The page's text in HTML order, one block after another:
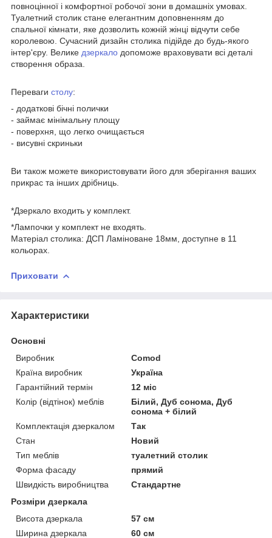
повноцінної і комфортної робочої зони в домашніх умовах.
Туалетний столик стане елегантним доповненням до
спальної кімнати, яке дозволить кожній жінці відчути себе
королевою. Сучасний дизайн столика підійде до будь-якого
інтер'єру. Велике дзеркало допоможе враховувати всі деталі
створення образа.
Переваги столу:
- додаткові бічні полички
- займає мінімальну площу
- поверхня, що легко очищається
- висувні скриньки
Ви також можете використовувати його для зберігання ваших
прикрас та інших дрібниць.
*Дзеркало входить у комплект.
*Лампочки у комплект не входять.
Матеріал столика: ДСП Ламіноване 18мм, доступне в 11
кольорах.
Приховати
Характеристики
Основні
Виробник
Comod
Країна виробник
Україна
Гарантійний термін
12 міс
Колір (відтінок) меблів
Білий, Дуб сонома, Дуб
сонома + білий
Комплектація дзеркалом
Так
Стан
Новий
Тип меблів
туалетний столик
Форма фасаду
прямий
Швидкість виробництва
Стандартне
Розміри дзеркала
Висота дзеркала
57 см
Ширина дзеркала
60 см